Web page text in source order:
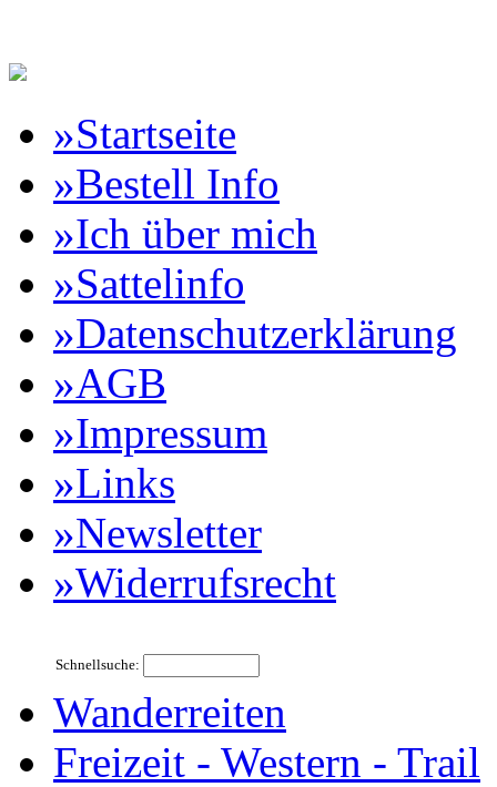
Reitartikelbörse Online
»Startseite
»Bestell Info
»Ich über mich
»Sattelinfo
»Datenschutzerklärung
»AGB
»Impressum
»Links
»Newsletter
»Widerrufsrecht
Schnellsuche:
Wanderreiten
Freizeit - Western - Trail